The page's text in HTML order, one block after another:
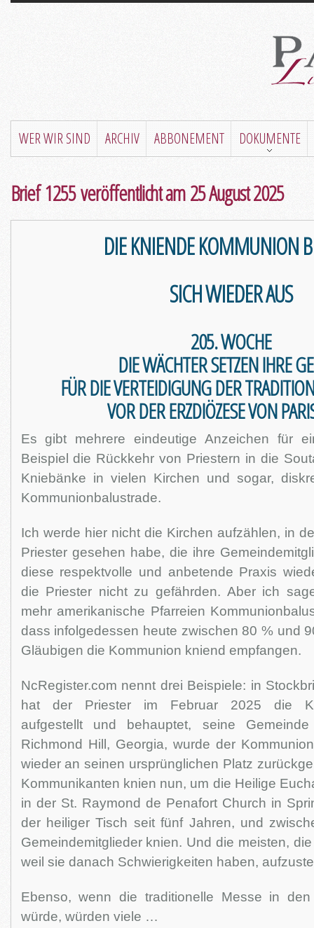
WER WIR SIND ARCHIV ABBONEMENT DOKUMENTE
Brief 1255 veröffentlicht am 25 August 2025
DIE KNIENDE KOMMUNION
SICH WIEDER AUS
205. WOCHE
DIE WÄCHTER SETZEN IHRE
FÜR DIE VERTEIDIGUNG DER
VOR DER ERZDIÖZESE VON
Es gibt mehrere eindeutige Anzeichen für
Beispiel die Rückkehr von Priestern in die
Kniebänke in vielen Kirchen und sogar,
Kommunionbalustrade.
Ich werde hier nicht die Kirchen aufzählen, in
Priester gesehen habe, die ihre
diese respektvolle und anbetende Praxis
die Priester nicht zu gefährden. Aber ich
mehr amerikanische Pfarreien
dass infolgedessen heute zwischen 80 % und
Gläubigen die Kommunion kniend empfangen.
NcRegister.com nennt drei Beispiele: in
hat der Priester im Februar 2025 die
aufgestellt und behauptet, seine
Richmond Hill, Georgia, wurde der
wieder an seinen ursprünglichen Platz
Kommunikanten knien nun, um die Heilige
in der St. Raymond de Penafort Church in
der heiliger Tisch seit fünf Jahren, und
Gemeindemitglieder knien. Und die meisten,
weil sie danach Schwierigkeiten haben,
Ebenso, wenn die traditionelle Messe in
würde, würden viele …